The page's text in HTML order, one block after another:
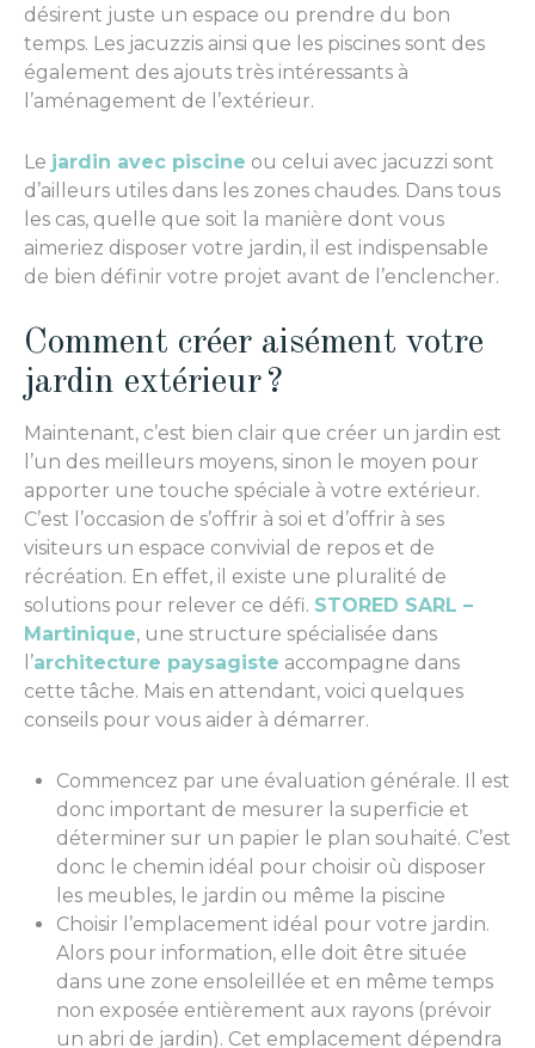
désirent juste un espace ou prendre du bon
temps. Les jacuzzis ainsi que les piscines sont des
également des ajouts très intéressants à
l’aménagement de l’extérieur.
Le jardin avec piscine ou celui avec jacuzzi sont
d’ailleurs utiles dans les zones chaudes. Dans tous
les cas, quelle que soit la manière dont vous
aimeriez disposer votre jardin, il est indispensable
de bien définir votre projet avant de l’enclencher.
Comment créer aisément votre
jardin extérieur ?
Maintenant, c’est bien clair que créer un jardin est
l’un des meilleurs moyens, sinon le moyen pour
apporter une touche spéciale à votre extérieur.
C’est l’occasion de s’offrir à soi et d’offrir à ses
visiteurs un espace convivial de repos et de
récréation. En effet, il existe une pluralité de
solutions pour relever ce défi. STORED SARL –
Martinique, une structure spécialisée dans
l’architecture paysagiste accompagne dans
cette tâche. Mais en attendant, voici quelques
conseils pour vous aider à démarrer.
Commencez par une évaluation générale. Il est
donc important de mesurer la superficie et
déterminer sur un papier le plan souhaité. C’est
donc le chemin idéal pour choisir où disposer
les meubles, le jardin ou même la piscine
Choisir l’emplacement idéal pour votre jardin.
Alors pour information, elle doit être située
dans une zone ensoleillée et en même temps
non exposée entièrement aux rayons (prévoir
un abri de jardin). Cet emplacement dépendra